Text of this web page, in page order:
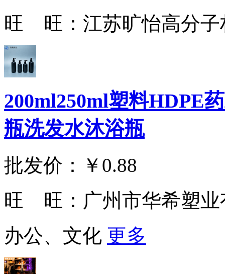
旺 旺： 江苏旷怡高分子
200ml250ml塑料HDPE
瓶洗发水沐浴瓶
批发价：
￥0.88
旺 旺： 广州市华希塑
办公、文化 更多